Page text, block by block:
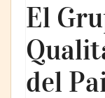
El
del